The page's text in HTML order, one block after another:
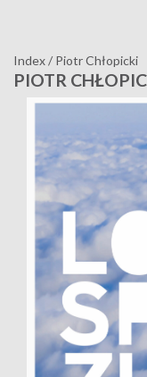
Index/ Piotr Chłopicki
PIOTR